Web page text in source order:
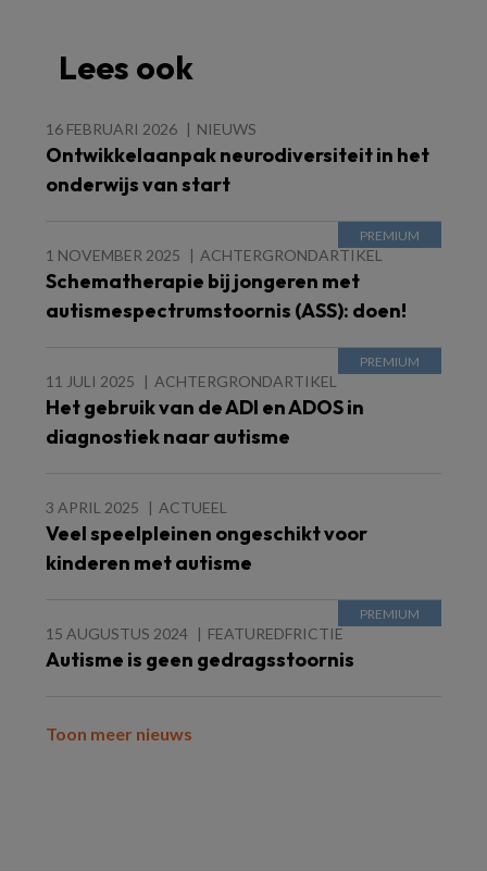
Lees ook
16 FEBRUARI 2026 NIEUWS
Ontwikkelaanpak neurodiversiteit in het
onderwijs van start
1 NOVEMBER 2025 ACHTERGRONDARTIKEL
Schematherapie bij jongeren met
autismespectrumstoornis (ASS): doen!
11 JULI 2025 ACHTERGRONDARTIKEL
Het gebruik van de ADI en ADOS in
diagnostiek naar autisme
3 APRIL 2025 ACTUEEL
Veel speelpleinen ongeschikt voor
kinderen met autisme
15 AUGUSTUS 2024 FEATUREDFRICTIE
Autisme is geen gedragsstoornis
Toon meer nieuws